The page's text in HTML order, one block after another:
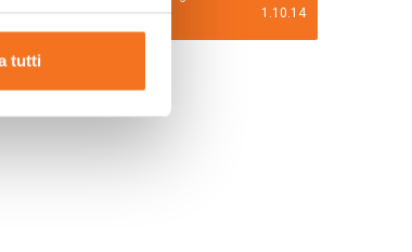
tutti
1.10.14